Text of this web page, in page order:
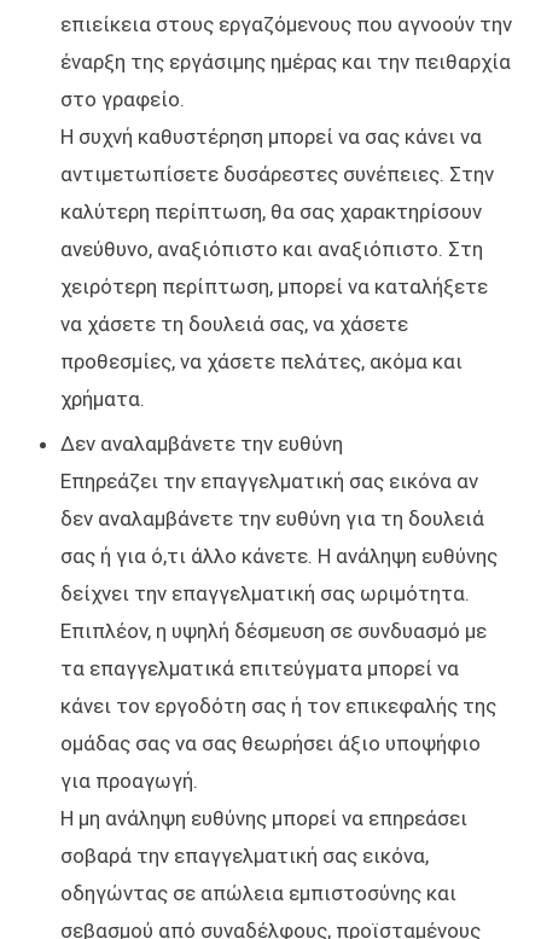
επιείκεια στους εργαζόμενους που αγνοούν την
έναρξη της εργάσιμης ημέρας και την πειθαρχία
στο γραφείο.
Η συχνή καθυστέρηση μπορεί να σας κάνει να
αντιμετωπίσετε δυσάρεστες συνέπειες. Στην
καλύτερη περίπτωση, θα σας χαρακτηρίσουν
ανεύθυνο, αναξιόπιστο και αναξιόπιστο. Στη
χειρότερη περίπτωση, μπορεί να καταλήξετε
να χάσετε τη δουλειά σας, να χάσετε
προθεσμίες, να χάσετε πελάτες, ακόμα και
χρήματα.
Δεν αναλαμβάνετε την ευθύνη
Επηρεάζει την επαγγελματική σας εικόνα αν
δεν αναλαμβάνετε την ευθύνη για τη δουλειά
σας ή για ό,τι άλλο κάνετε. Η ανάληψη ευθύνης
δείχνει την επαγγελματική σας ωριμότητα.
Επιπλέον, η υψηλή δέσμευση σε συνδυασμό με
τα επαγγελματικά επιτεύγματα μπορεί να
κάνει τον εργοδότη σας ή τον επικεφαλής της
ομάδας σας να σας θεωρήσει άξιο υποψήφιο
για προαγωγή.
Η μη ανάληψη ευθύνης μπορεί να επηρεάσει
σοβαρά την επαγγελματική σας εικόνα,
οδηγώντας σε απώλεια εμπιστοσύνης και
σεβασμού από συναδέλφους, προϊσταμένους